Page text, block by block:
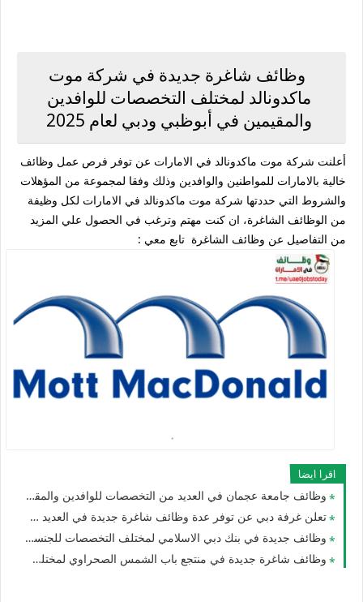
وظائف شاغرة جديدة في شركة موت
ماكدونالد لمختلف التخصصات للوافدين
والمقيمين في أبوظبي ودبي لعام 2025
أعلنت شركة موت ماكدونالد في الامارات عن توفر فرص عمل وظائف
خالية بالامارات للمواطنين والوافدين وذلك وفقا لمجموعة من المؤهلات
والشروط التي حددتها شركة موت ماكدونالد في الامارات لكل وظيفة
من الوظائف الشاغرة، ان كنت مهتم وترغب في الحصول علي المزيد
من التفاصيل عن وظائف الشاغرة تابع معي :
اقرا ايضا
وظائف جامعة عجمان في العديد من التخصصات للوافدين والمقيمين لعام 2026 في الامارات
تعلن غرفة دبي عن توفر عدة وظائف شاغرة جديدة في العديد من التخصصات للجنسيين في الامارات
وظائف جديدة في بنك دبي الاسلامي لمختلف التخصصات للجنسيين للوافدين والمقيمين في الامارات
وظائف شاغرة جديدة في منتجع باب الشمس الصحراوي لمختلف التخصصات للجنسيين في دبي بالامارات لعام 2026